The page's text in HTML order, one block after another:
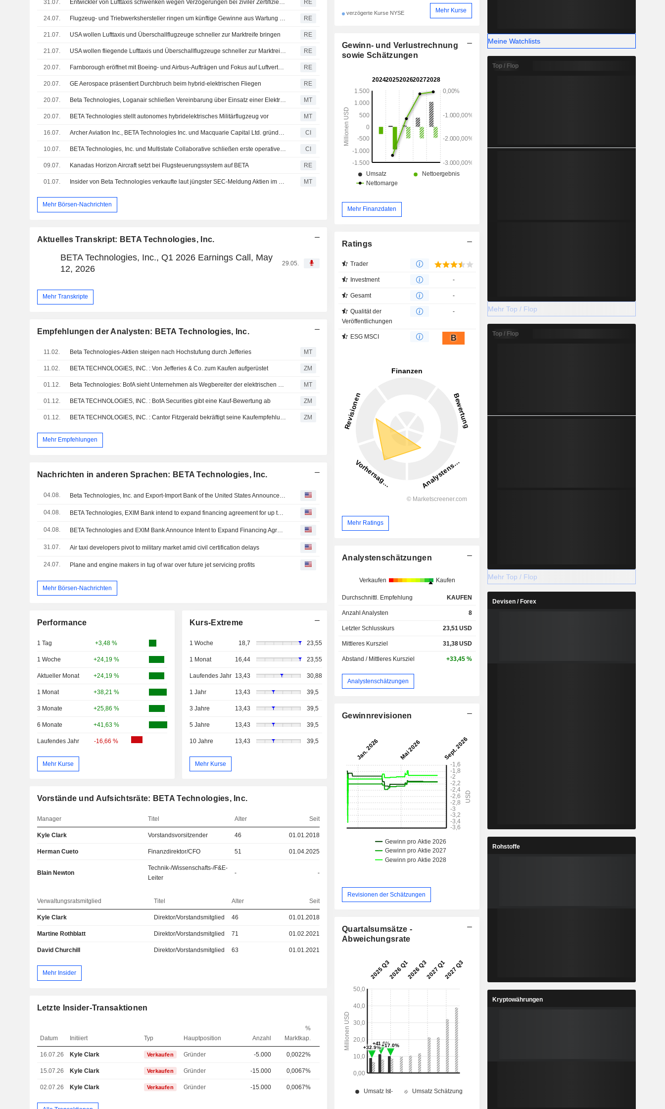
31.07. Entwickler von Lufttaxis schwenken wegen Verzögerungen bei ziviler Zertifizierung auf den Militärmarkt um RE
24.07. Flugzeug- und Triebwerkshersteller ringen um künftige Gewinne aus Wartung und Service RE
21.07. USA wollen Lufttaxis und Überschallflugzeuge schneller zur Marktreife bringen RE
21.07. USA wollen fliegende Lufttaxis und Überschallflugzeuge schneller zur Marktreife bringen RE
20.07. Farnborough eröffnet mit Boeing- und Airbus-Aufträgen und Fokus auf Luftverteidigung RE
20.07. GE Aerospace präsentiert Durchbruch beim hybrid-elektrischen Fliegen RE
20.07. Beta Technologies, Loganair schließen Vereinbarung über Einsatz einer Elektroflugzeugflotte MT
20.07. BETA Technologies stellt autonomes hybridelektrisches Militärflugzeug vor MT
16.07. Archer Aviation Inc., BETA Technologies Inc. und Macquarie Capital Ltd. gründen US-Konsortium für elektrische Luftkorridore und wollen bis 2030 an mehr als 250 Standorten in den USA interoperables Laden ermöglichen CI
10.07. BETA Technologies, Inc. und Multistate Collaborative schließen erste operative Flüge im eVTOL-Integrationspilotprogramm des US-Verkehrsministeriums und der FAA ab CI
09.07. Kanadas Horizon Aircraft setzt bei Flugsteuerungssystem auf BETA RE
01.07. Insider von Beta Technologies verkaufte laut jüngster SEC-Meldung Aktien im Wert von 494.691 USD MT
Mehr Börsen-Nachrichten
Aktuelles Transkript: BETA Technologies, Inc.
BETA Technologies, Inc., Q1 2026 Earnings Call, May
12, 2026
29.05.
Mehr Transkripte
Empfehlungen der Analysten: BETA Technologies, Inc.
11.02. Beta Technologies-Aktien steigen nach Hochstufung durch Jefferies MT
11.02. BETA TECHNOLOGIES, INC. : Von Jefferies & Co. zum Kaufen aufgerüstet ZM
01.12. MT
01.12. BETA TECHNOLOGIES, INC. : BofA Securities gibt eine Kauf-Bewertung ab ZM
01.12. ZM
Mehr Empfehlungen
Nachrichten in anderen Sprachen: BETA Technologies, Inc.
04.08. Beta Technologies, Inc. and Export-Import Bank of the United States Announce Intent to Expand Financing Agreement for Up to $1 Billion to Fuel U.S. Aerospace Manufacturing Growth
04.08. BETA Technologies, EXIM Bank intend to expand financing agreement for up to $1 billion
04.08. BETA Technologies and EXIM Bank Announce Intent to Expand Financing Agreement for Up to $1 Billion to Fuel U.S. Aerospace Manufacturing Growth
31.07. Air taxi developers pivot to military market amid civil certification delays
24.07. Plane and engine makers in tug of war over future jet servicing profits
Mehr Börsen-Nachrichten
Performance
1 Tag +3,48 %
1 Woche +24,19 %
Aktueller Monat +24,19 %
1 Monat +38,21 %
3 Monate +25,86 %
6 Monate +41,63 %
Laufendes Jahr -16,66 %
Mehr Kurse
Kurs-Extreme
1 Woche 18,7 23,55
1 Monat 16,44 23,55
Laufendes Jahr 13,43 30,88
1 Jahr 13,43 39,5
3 Jahre 13,43 39,5
5 Jahre 13,43 39,5
10 Jahre 13,43 39,5
Mehr Kurse
Vorstände und Aufsichtsräte: BETA Technologies, Inc.
Manager Titel Alter Seit
Kyle Clark Vorstandsvorsitzender 46 01.01.2018
Herman Cueto Finanzdirektor/CFO 51 01.04.2025
Blain Newton
Technik-/Wissenschafts-/F&E-
Leiter
- -
Verwaltungsratsmitglied Titel Alter Seit
Kyle Clark Direktor/Vorstandsmitglied 46 01.01.2018
Martine Rothblatt Direktor/Vorstandsmitglied 71 01.02.2021
David Churchill Direktor/Vorstandsmitglied 63 01.01.2021
Mehr Insider
Letzte Insider-Transaktionen
Datum Initiiert Typ Hauptposition Anzahl
%
Marktkap.
16.07.26 Kyle Clark Verkaufen Gründer -5.000 0,0022%
15.07.26 Kyle Clark Verkaufen Gründer -15.000 0,0067%
02.07.26 Kyle Clark Verkaufen Gründer -15.000 0,0067%
verzögerte Kurse NYSE Mehr Kurse
Gewinn- und Verlustrechnung
sowie Schätzungen
Mehr Finanzdaten
Ratings
Trader
Investment -
Gesamt -
Qualität der
Veröffentlichungen
-
ESG MSCI B
Mehr Ratings
Analystenschätzungen
Verkaufen Kaufen
Durchschnittl. Empfehlung KAUFEN
Anzahl Analysten 8
Letzter Schlusskurs 23,51USD
Mittleres Kursziel 31,38USD
Abstand / Mittleres Kursziel +33,45 %
Analystenschätzungen
Gewinnrevisionen
Revisionen der Schätzungen
Quartalsumsätze -
Abweichungsrate
Meine Watchlists
Top / Flop
Mehr Top / Flop
Top / Flop
Mehr Top / Flop
Devisen / Forex
Rohstoffe
Kryptowährungen